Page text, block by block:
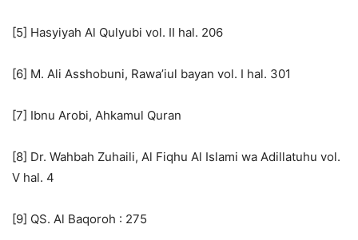
[5] Hasyiyah Al Qulyubi vol. II hal. 206
[6] M. Ali Asshobuni, Rawa’iul bayan vol. I hal. 301
[7] Ibnu Arobi, Ahkamul Quran
[8] Dr. Wahbah Zuhaili, Al Fiqhu Al Islami wa Adillatuhu vol.
V hal. 4
[9] QS. Al Baqoroh : 275